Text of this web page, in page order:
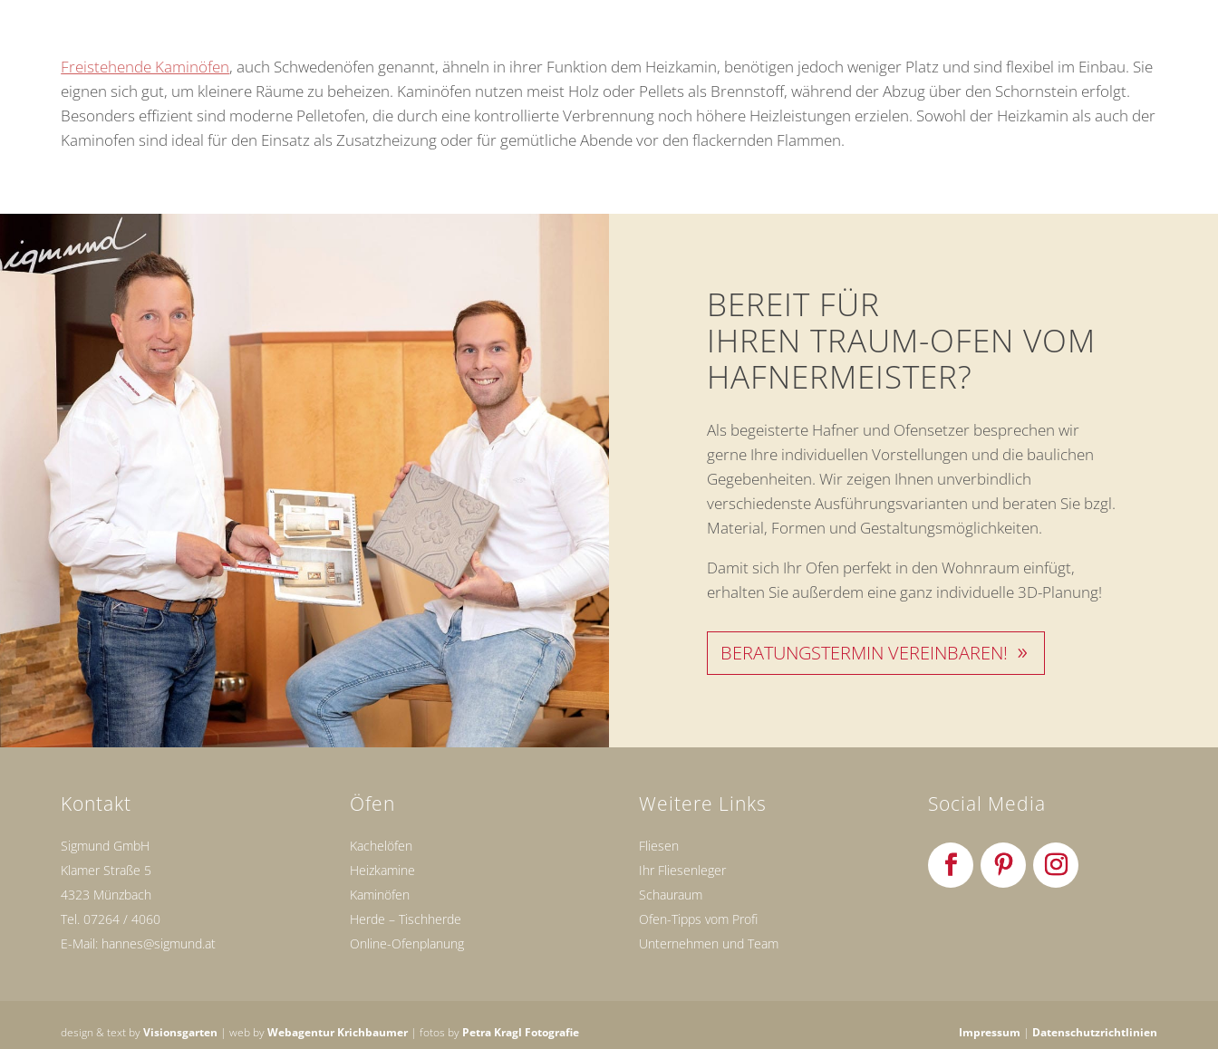
Freistehende Kaminöfen, auch Schwedenöfen genannt, ähneln in ihrer Funktion dem Heizkamin, benötigen jedoch weniger Platz und sind flexibel im Einbau. Sie
eignen sich gut, um kleinere Räume zu beheizen. Kaminöfen nutzen meist Holz oder Pellets als Brennstoff, während der Abzug über den Schornstein erfolgt.
Besonders effizient sind moderne Pelletofen, die durch eine kontrollierte Verbrennung noch höhere Heizleistungen erzielen. Sowohl der Heizkamin als auch der
Kaminofen sind ideal für den Einsatz als Zusatzheizung oder für gemütliche Abende vor den flackernden Flammen.
BEREIT FÜR
IHREN TRAUM-OFEN VOM
HAFNERMEISTER?
Als begeisterte Hafner und Ofensetzer besprechen wir
gerne Ihre individuellen Vorstellungen und die baulichen
Gegebenheiten. Wir zeigen Ihnen unverbindlich
verschiedenste Ausführungsvarianten und beraten Sie bzgl.
Material, Formen und Gestaltungsmöglichkeiten.
Damit sich Ihr Ofen perfekt in den Wohnraum einfügt,
erhalten Sie außerdem eine ganz individuelle 3D-Planung!
BERATUNGSTERMIN VEREINBAREN!
Kontakt
Sigmund GmbH
Klamer Straße 5
4323 Münzbach
Tel. 07264 / 4060
E-Mail: hannes@sigmund.at
Öfen
Kachelöfen
Heizkamine
Kaminöfen
Herde – Tischherde
Online-Ofenplanung
Weitere Links
Fliesen
Ihr Fliesenleger
Schauraum
Ofen-Tipps vom Profi
Unternehmen und Team
Social Media
design & text byVisionsgarten | web byWebagentur Krichbaumer | fotos by Petra Kragl Fotografie Impressum | Datenschutzrichtlinien